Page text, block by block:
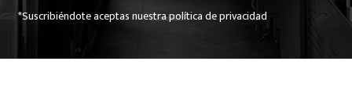
*Suscribiéndote aceptas nuestra política de privacidad